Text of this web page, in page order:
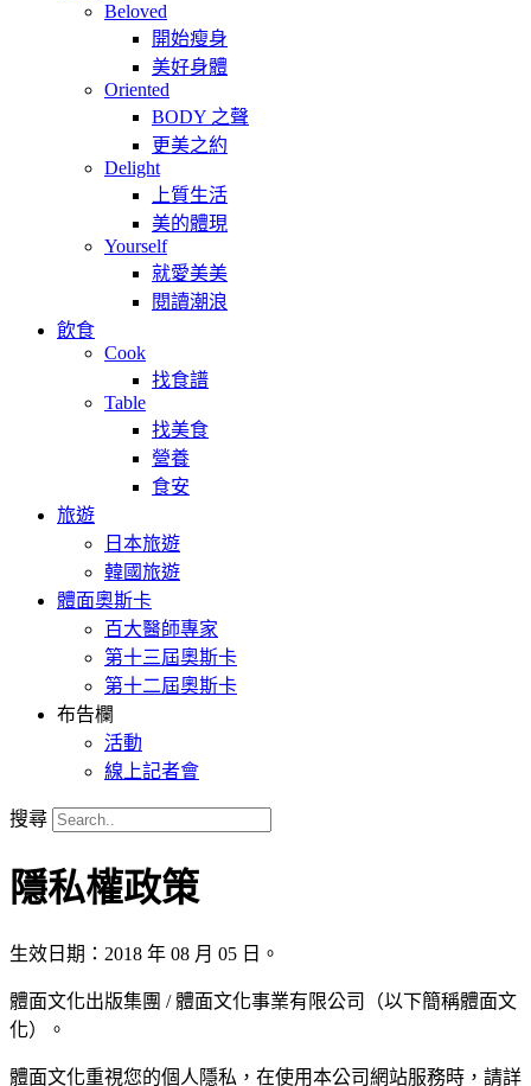
Beloved
開始瘦身
美好身體
Oriented
BODY 之聲
更美之約
Delight
上質生活
美的體現
Yourself
就愛美美
閱讀潮浪
飲食
Cook
找食譜
Table
找美食
營養
食安
旅遊
日本旅遊
韓國旅遊
體面奧斯卡
百大醫師專家
第十三屆奧斯卡
第十二屆奧斯卡
布告欄
活動
線上記者會
搜尋
隱私權政策
生效日期：2018 年 08 月 05 日。
體面文化出版集團 / 體面文化事業有限公司（以下簡稱體面文
化）。
體面文化重視您的個人隱私，在使用本公司網站服務時，請詳